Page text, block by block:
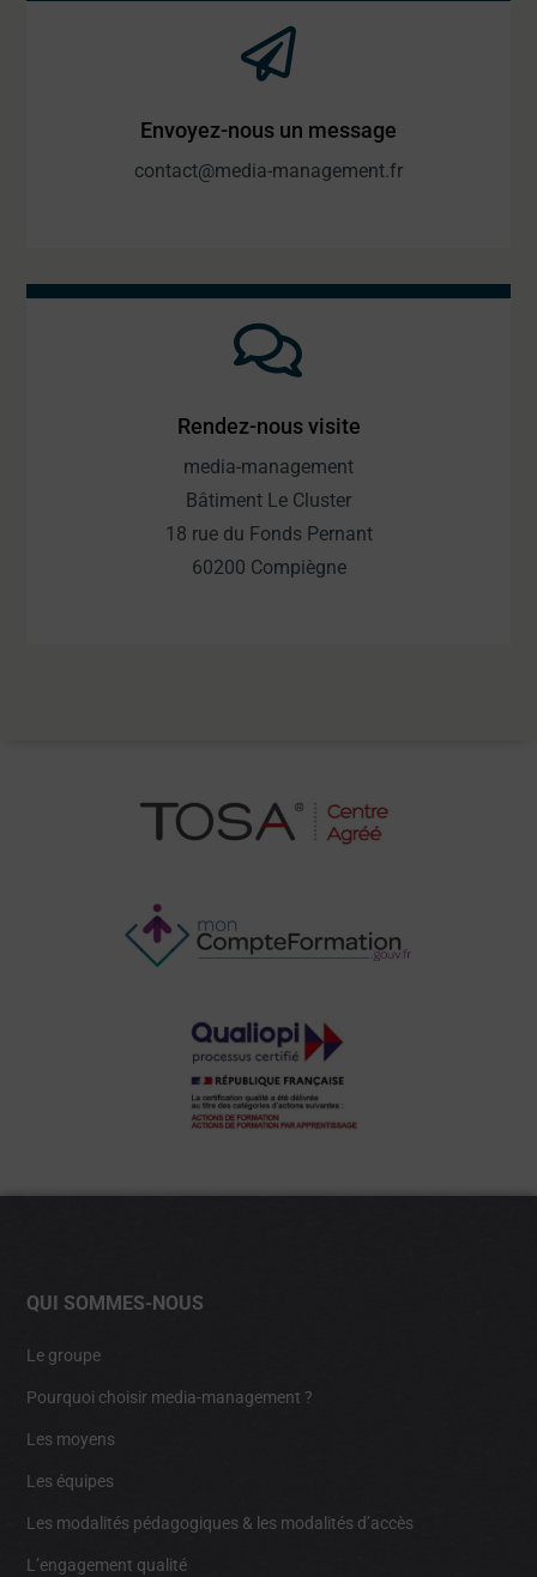
Envoyez-nous un message
contact@media-management.fr
Rendez-nous visite
media-management
Bâtiment Le Cluster
18 rue du Fonds Pernant
60200 Compiègne
QUI SOMMES-NOUS
Le groupe
Pourquoi choisir media-management ?
Les moyens
Les équipes
Les modalités pédagogiques & les modalités d’accès
L’engagement qualité